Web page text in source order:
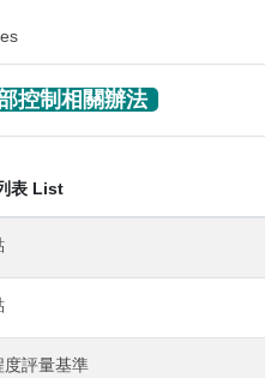
控制相關辦法
表 List
度評量基準